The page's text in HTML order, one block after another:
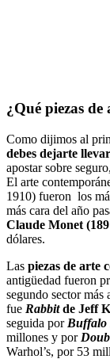
¿Qué piezas
Como dijimos al
debes dejarte
apostar sobre
El arte
1910) fueron los
más cara del año
Claude Monet
dólares.
Las piezas de arte
antigüedad fueron
segundo sector más
fue Rabbitde Jeff
seguida por
millones y por
Warhol’s, por 53